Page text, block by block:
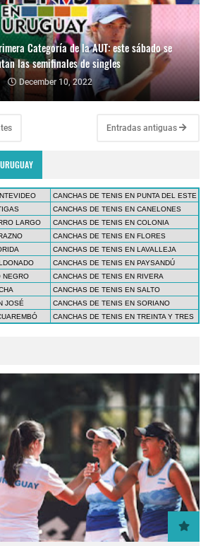
Categoría de la AUT: este sábado se
las semifinales de singles
December 10, 2022
Entradas antiguas
CANCHAS DE TENIS EN PUNTA DEL ESTE
CANCHAS DE TENIS EN CANELONES
LARGO
CANCHAS DE TENIS EN COLONIA
CANCHAS DE TENIS EN FLORES
CANCHAS DE TENIS EN LAVALLEJA
CANCHAS DE TENIS EN PAYSANDÚ
NEGRO
CANCHAS DE TENIS EN RIVERA
CANCHAS DE TENIS EN SALTO
JOSÉ
CANCHAS DE TENIS EN SORIANO
CANCHAS DE TENIS EN TREINTA Y TRES